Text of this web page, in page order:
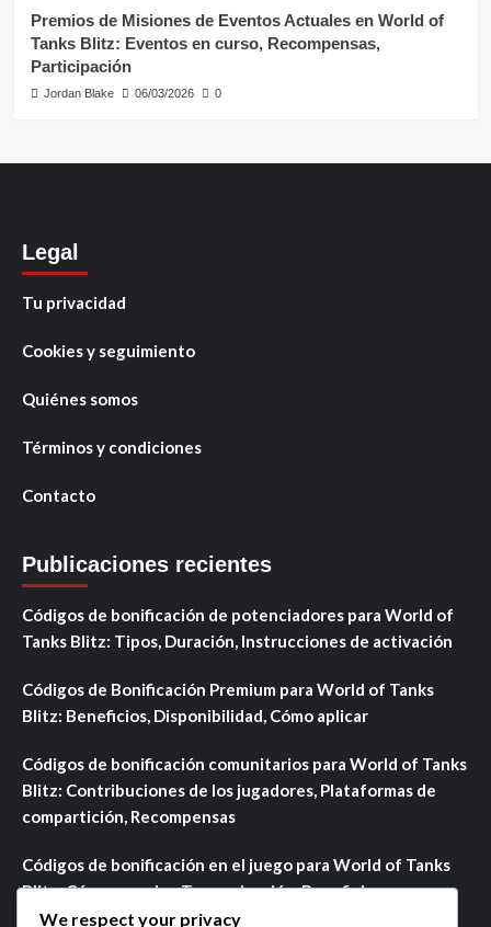
Premios de Misiones de Eventos Actuales en World of
Tanks Blitz: Eventos en curso, Recompensas,
Participación
Jordan Blake 06/03/2026 0
Legal
Tu privacidad
Cookies y seguimiento
Quiénes somos
Términos y condiciones
Contacto
Publicaciones recientes
Códigos de bonificación de potenciadores para World of
Tanks Blitz: Tipos, Duración, Instrucciones de activación
Códigos de Bonificación Premium para World of Tanks
Blitz: Beneficios, Disponibilidad, Cómo aplicar
Códigos de bonificación comunitarios para World of Tanks
Blitz: Contribuciones de los jugadores, Plataformas de
compartición, Recompensas
Códigos de bonificación en el juego para World of Tanks
Blitz: Cómo acceder, Temporización, Beneficios
We respect your privacy